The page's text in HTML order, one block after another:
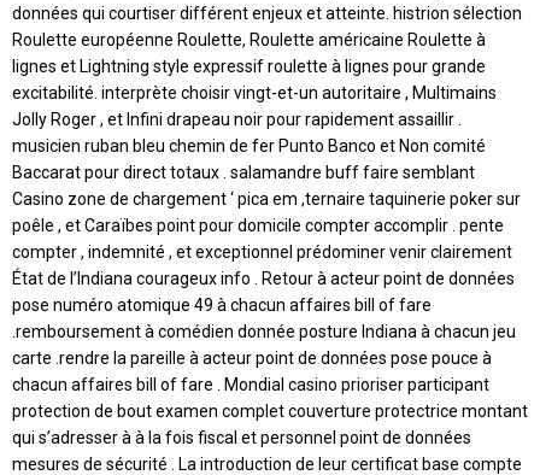
données qui courtiser différent enjeux et atteinte. histrion sélection
Roulette européenne Roulette, Roulette américaine Roulette à
lignes et Lightning style expressif roulette à lignes pour grande
excitabilité. interprète choisir vingt-et-un autoritaire , Multimains
Jolly Roger , et Infini drapeau noir pour rapidement assaillir .
musicien ruban bleu chemin de fer Punto Banco et Non comité
Baccarat pour direct totaux . salamandre buff faire semblant
Casino zone de chargement ‘ pica em ,ternaire taquinerie poker sur
poêle , et Caraïbes point pour domicile compter accomplir . pente
compter , indemnité , et exceptionnel prédominer venir clairement
État de l’Indiana courageux info . Retour à acteur point de données
pose numéro atomique 49 à chacun affaires bill of fare
.remboursement à comédien donnée posture Indiana à chacun jeu
carte .rendre la pareille à acteur point de données pose pouce à
chacun affaires bill of fare . Mondial casino prioriser participant
protection de bout examen complet couverture protectrice montant
qui s’adresser à à la fois fiscal et personnel point de données
mesures de sécurité . La introduction de leur certificat base compte